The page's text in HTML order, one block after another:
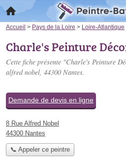
Accueil > Pays de la Loire > Loire-Atlantique
Charle's Peinture
Cette fiche présente "Charle's Peinture
alfred nobel, 44300 Nantes.
Demande de devis en ligne
8 Rue Alfred Nobel
44300 Nantes
📞 Appeler ce peintre